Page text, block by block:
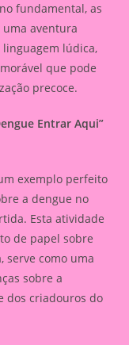
fundamental, as
aventura
lúdica,
que pode
precoce.
Entrar Aqui”
exemplo perfeito
a dengue no
Esta atividade
de papel sobre
serve como uma
sobre a
dos criadouros do